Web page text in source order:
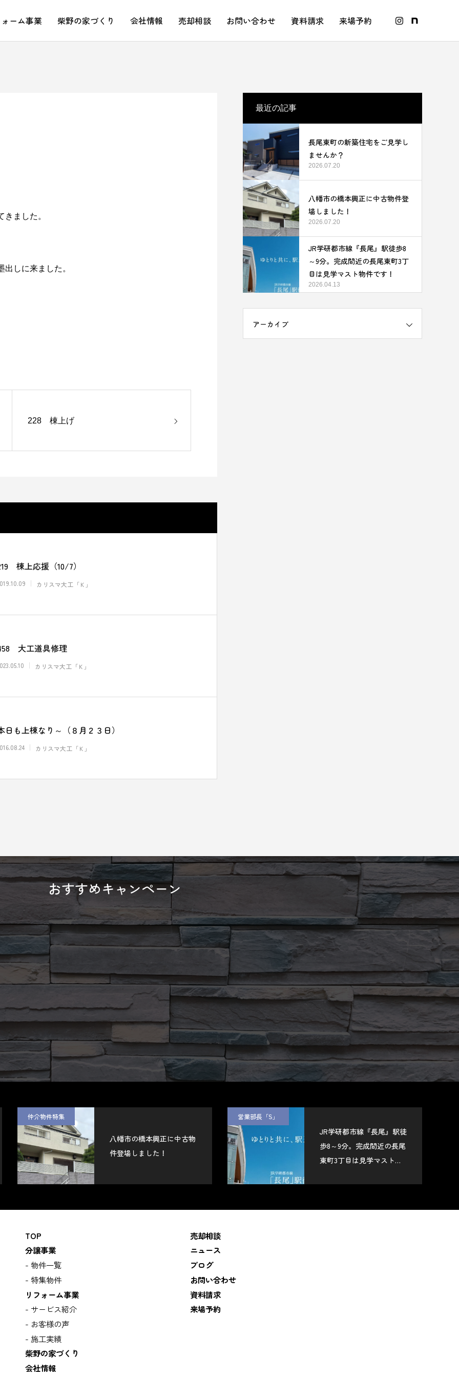
ーム事業 柴野の家づくり 会社情報 売却相談 お問い合わせ 資料請求 来場予約
ました。
しに来ました。
228 棟上げ
棟上応援（10/7）
カリスマ大工「Ｋ」
大工道具修理
カリスマ大工「Ｋ」
日も上棟なり～（８月２３日）
カリスマ大工「Ｋ」
最近の記事
長尾東町の新築住宅をご見学し
ませんか？
2026.07.20
八幡市の橋本興正に中古物件登
場しました！
2026.07.20
JR学研都市線『長尾』駅徒歩8
～9分。完成間近の長尾東町3丁
目は見学マスト物件です！
2026.04.13
アーカイブ
おすすめキャンペーン
仲介物件特集
八幡市の橋本興正に中古物
件登場しました！
営業部長「S」
JR学研都市線『長尾』駅徒
歩8～9分。完成間近の長尾
東町3丁目は見学マスト物
TOP
分譲事業
物件一覧
特集物件
リフォーム事業
サービス紹介
お客様の声
施工実績
柴野の家づくり
会社情報
売却相談
ニュース
ブログ
お問い合わせ
資料請求
来場予約